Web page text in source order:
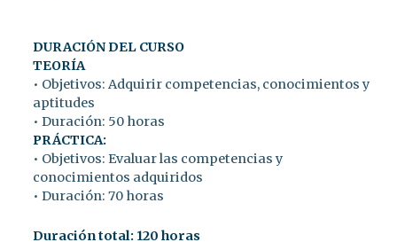
DURACIÓN DEL CURSO
TEORÍA
• Objetivos: Adquirir competencias, conocimientos y
aptitudes
• Duración: 50 horas
PRÁCTICA:
• Objetivos: Evaluar las competencias y
conocimientos adquiridos
• Duración: 70 horas
Duración total: 120 horas